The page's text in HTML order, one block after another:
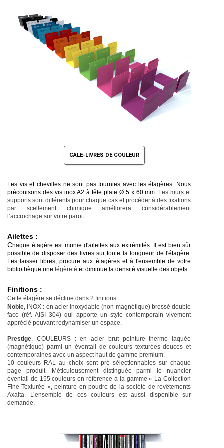
CALE-LIVRES DE COULEUR
Les vis et chevilles ne sont pas fournies avec les étagères. Nous
préconisons des vis inox A2 à tête plate Ø 5 x 60 mm. Les murs et
supports sont différents pour chaque cas et procéder à des fixations
par scellement chimique améliorera considérablement
l’accrochage sur votre paroi.
Ailettes :
Chaque étagère est munie d'ailettes aux extrémités. Il est bien sûr
possible de disposer des livres sur toute la longueur de l'étagère.
Les laisser libres, procure aux étagères et à l'ensemble de votre
bibliothèque une légèreté et diminue la densité visuelle des objets.
Finitions :
Cette étagère se décline dans 2 finitions.
Noble , INOX : en acier inoxydable (non magnétique) brossé double
face (réf. AISI 304) qui apporte un style contemporain vivement
apprécié pouvant redynamiser un espace.
Prestige , COULEURS : en acier brut peinture thermo laquée
(magnétique) parmi un éventail de couleurs texturées douces et
contemporaines avec un aspect haut de gamme premium.
10 couleurs RAL au choix sont pré sélectionnables sur chaque
page produit. Méticuleusement distinguée parmi le nuancier
éventail de 155 couleurs en référence à la gamme « La Collection
Fine Texturée », peinture en poudre de la société de revêtements
Axalta. L’ensemble de ces couleurs est aussi disponible sur
demande.